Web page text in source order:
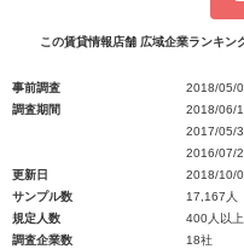
この賃貸情報店舗 広域企業ランキン
事前調査
2018/05/
調査期間
2018/06/
2017/05/
2016/07/
更新日
2018/10/
サンプル数
17,167人
規定人数
400人以上
調査企業数
18社